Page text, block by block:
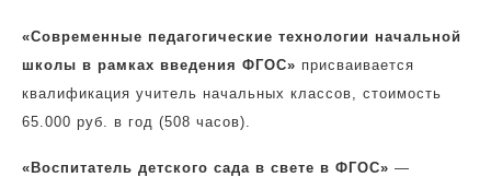
«Современные педагогические технологии начальной
школы в рамках введения ФГОС» присваивается
квалификация учитель начальных классов, стоимость
65.000 руб. в год (508 часов).
«Воспитатель детского сада в свете в ФГОС» —